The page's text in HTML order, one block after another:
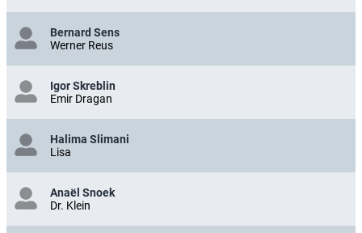
Bernard Sens
Werner Reus
Igor Skreblin
Emir Dragan
Halima Slimani
Lisa
Anaël Snoek
Dr. Klein